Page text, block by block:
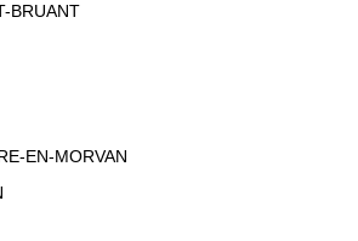
BRUANT
EN-MORVAN